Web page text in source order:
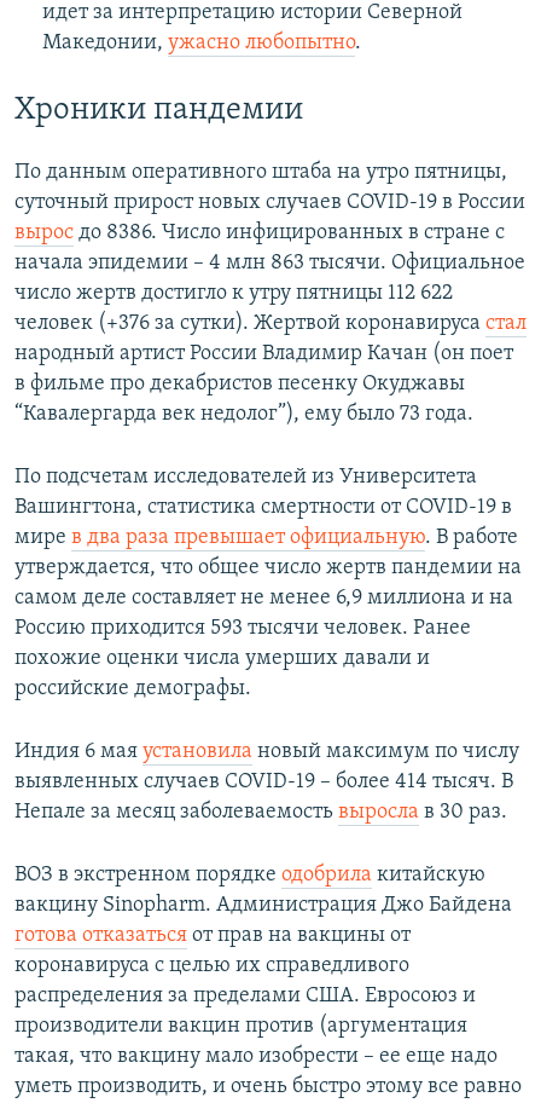
идет за интерпретацию истории Северной
Македонии, ужасно любопытно.
Хроники пандемии
По данным оперативного штаба на утро пятницы,
суточный прирост новых случаев COVID-19 в России
вырос до 8386. Число инфицированных в стране с
начала эпидемии – 4 млн 863 тысячи. Официальное
число жертв достигло к утру пятницы 112 622
человек (+376 за сутки). Жертвой коронавируса стал
народный артист России Владимир Качан (он поет
в фильме про декабристов песенку Окуджавы
“Кавалергарда век недолог”), ему было 73 года.
По подсчетам исследователей из Университета
Вашингтона, статистика смертности от COVID-19 в
мире в два раза превышает официальную. В работе
утверждается, что общее число жертв пандемии на
самом деле составляет не менее 6,9 миллиона и на
Россию приходится 593 тысячи человек. Ранее
похожие оценки числа умерших давали и
российские демографы.
Индия 6 мая установила новый максимум по числу
выявленных случаев COVID-19 – более 414 тысяч. В
Непале за месяц заболеваемость выросла в 30 раз.
ВОЗ в экстренном порядке одобрила китайскую
вакцину Sinopharm. Администрация Джо Байдена
готова отказаться от прав на вакцины от
коронавируса с целью их справедливого
распределения за пределами США. Евросоюз и
производители вакцин против (аргументация
такая, что вакцину мало изобрести – ее еще надо
уметь производить, и очень быстро этому все равно